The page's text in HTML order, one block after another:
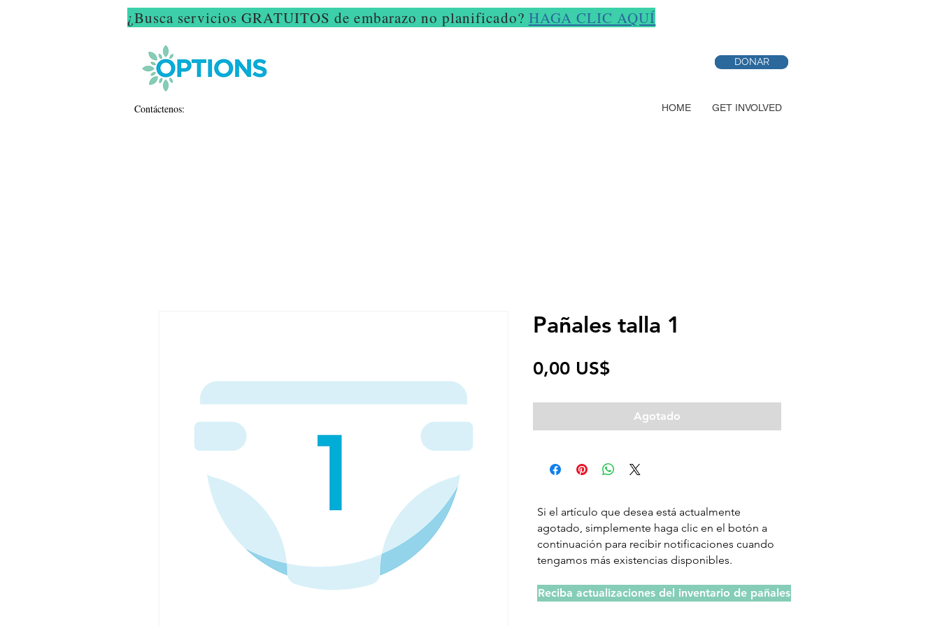
¿Busca servicios GRATUITOS de embarazo no planificado? HAGA CLIC AQUÍ
Contáctenos:
DONAR
DONAR
DONAR
HOME GET INVOLVED
Pañales talla 1
0,00 US$Precio
Agotado
Si el artículo que desea está actualmente
agotado, simplemente haga clic en el botón a
continuación para recibir notificaciones cuando
tengamos más existencias disponibles.
Reciba actualizaciones del inventario de pañales